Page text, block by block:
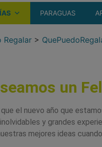
PARAGUAS
Regalar >
un
que el nuevo año que
y grandes
mejores ideas